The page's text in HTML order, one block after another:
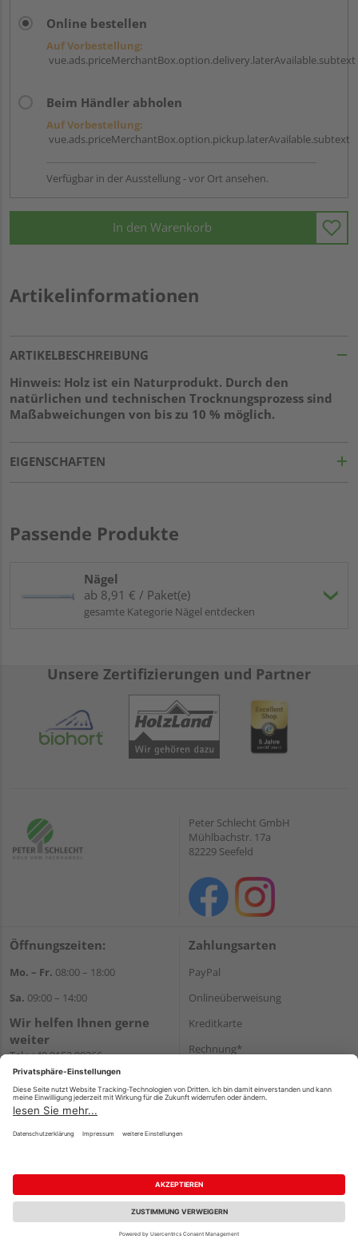
Online bestellen
Auf Vorbestellung:
vue.ads.priceMerchantBox.option.delivery.laterAvailable.subtext
Beim Händler abholen
Auf Vorbestellung:
vue.ads.priceMerchantBox.option.pickup.laterAvailable.subtext
Verfügbar in der Ausstellung - vor Ort ansehen.
In den Warenkorb
Artikelinformationen
ARTIKELBESCHREIBUNG
Hinweis: Holz ist ein Naturprodukt. Durch den
natürlichen und technischen Trocknungsprozess sind
Maßabweichungen von bis zu 10 % möglich.
EIGENSCHAFTEN
Passende Produkte
Nägel
ab 8,91 € / Paket(e)
gesamte Kategorie Nägel entdecken
Unsere Zertifizierungen und Partner
Peter Schlecht GmbH
Mühlbachstr. 17a
82229 Seefeld
Öffnungszeiten:
Mo. – Fr. 08:00 – 18:00
Sa. 09:00 – 14:00
Wir helfen Ihnen gerne
weiter
Tel.:+49 8152 99266
E-Mail:shop@schlecht.de
Zahlungsarten
PayPal
Onlineüberweisung
Kreditkarte
Rechnung*
Versand
Impressum AGB Widerruf
Datenschutz
Reservierungsbedingungen
Vertrag widerrufen